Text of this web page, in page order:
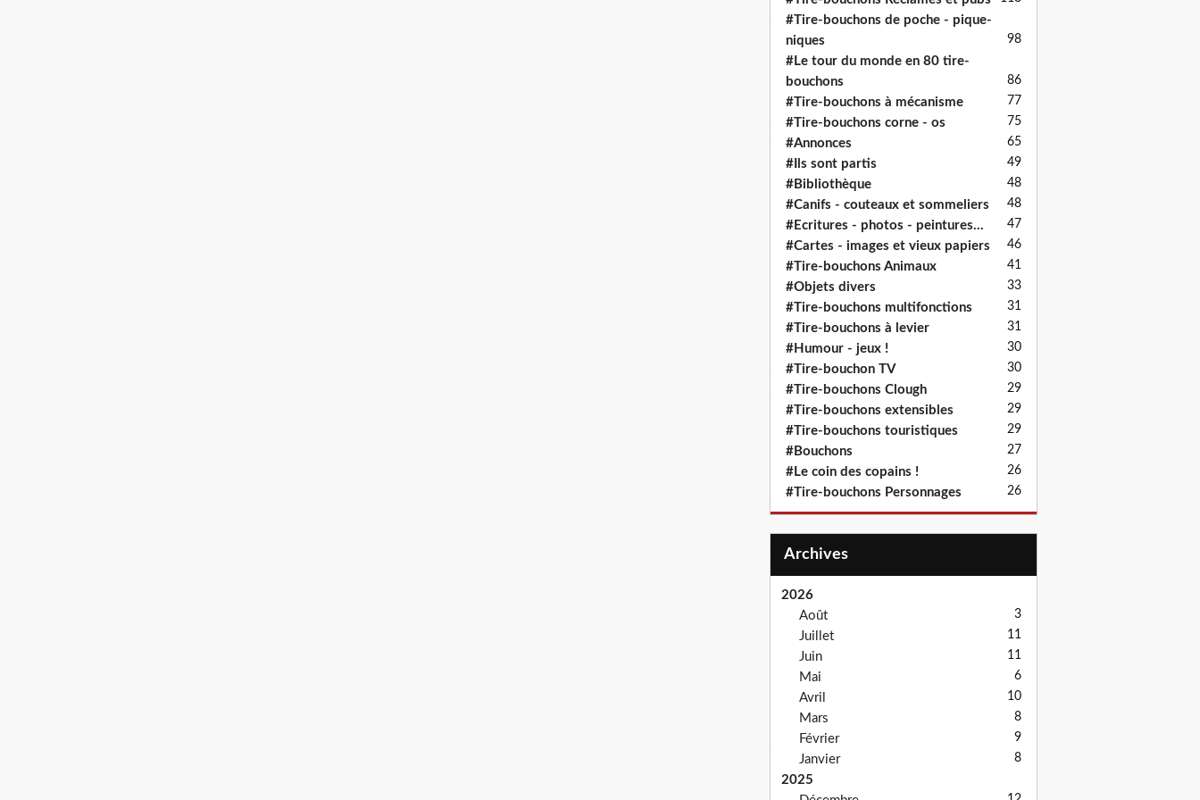
#Tire-bouchons de poche - pique-
niques
98
#Le tour du monde en 80 tire-
bouchons
86
#Tire-bouchons à mécanisme 77
#Tire-bouchons corne - os 75
#Annonces 65
#Ils sont partis 49
#Bibliothèque 48
#Canifs - couteaux et sommeliers 48
#Ecritures - photos - peintures... 47
#Cartes - images et vieux papiers 46
#Tire-bouchons Animaux 41
#Objets divers 33
#Tire-bouchons multifonctions 31
#Tire-bouchons à levier 31
#Humour - jeux ! 30
#Tire-bouchon TV 30
#Tire-bouchons Clough 29
#Tire-bouchons extensibles 29
#Tire-bouchons touristiques 29
#Bouchons 27
#Le coin des copains ! 26
#Tire-bouchons Personnages 26
Archives
2026
Août
3
Juillet 11
Juin 11
Mai 6
Avril 10
Mars 8
Février 9
Janvier 8
2025